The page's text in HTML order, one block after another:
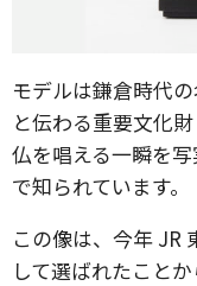
モデルは鎌倉時代
と伝わる重要文化
仏を唱える一瞬を
で知られています。
この像は、今年 JR
して選ばれたこと